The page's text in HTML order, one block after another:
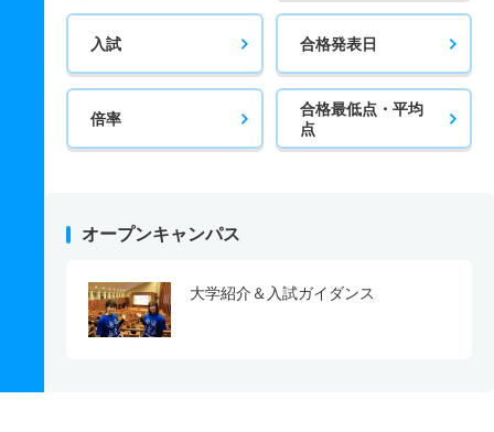
入試 合格発表日
倍率
合格最低点・平均
点
オープンキャンパス
大学紹介＆入試ガイダンス